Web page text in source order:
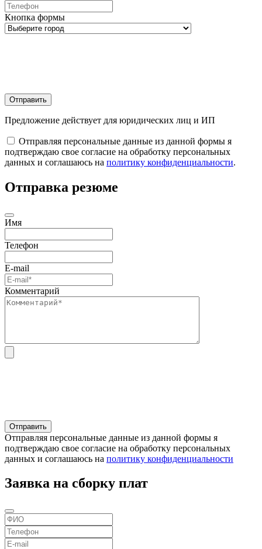
Кнопка формы
Отправить
Предложение действует для юридических лиц и ИП
Отправляя персональные данные из данной формы я
подтверждаю свое согласие на обработку персональных
данных и соглашаюсь на политику конфиденциальности.
Отправка резюме
Имя
Телефон
E-mail
Комментарий
Отправляя персональные данные из данной формы я
подтверждаю свое согласие на обработку персональных
данных и соглашаюсь на политику конфиденциальности
Заявка на сборку плат